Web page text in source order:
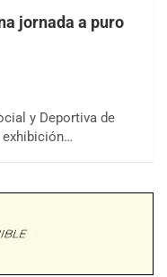
jornada a puro
y Deportiva de
exhibición…